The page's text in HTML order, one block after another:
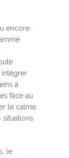
encore
à
face au
le calme
situations
le